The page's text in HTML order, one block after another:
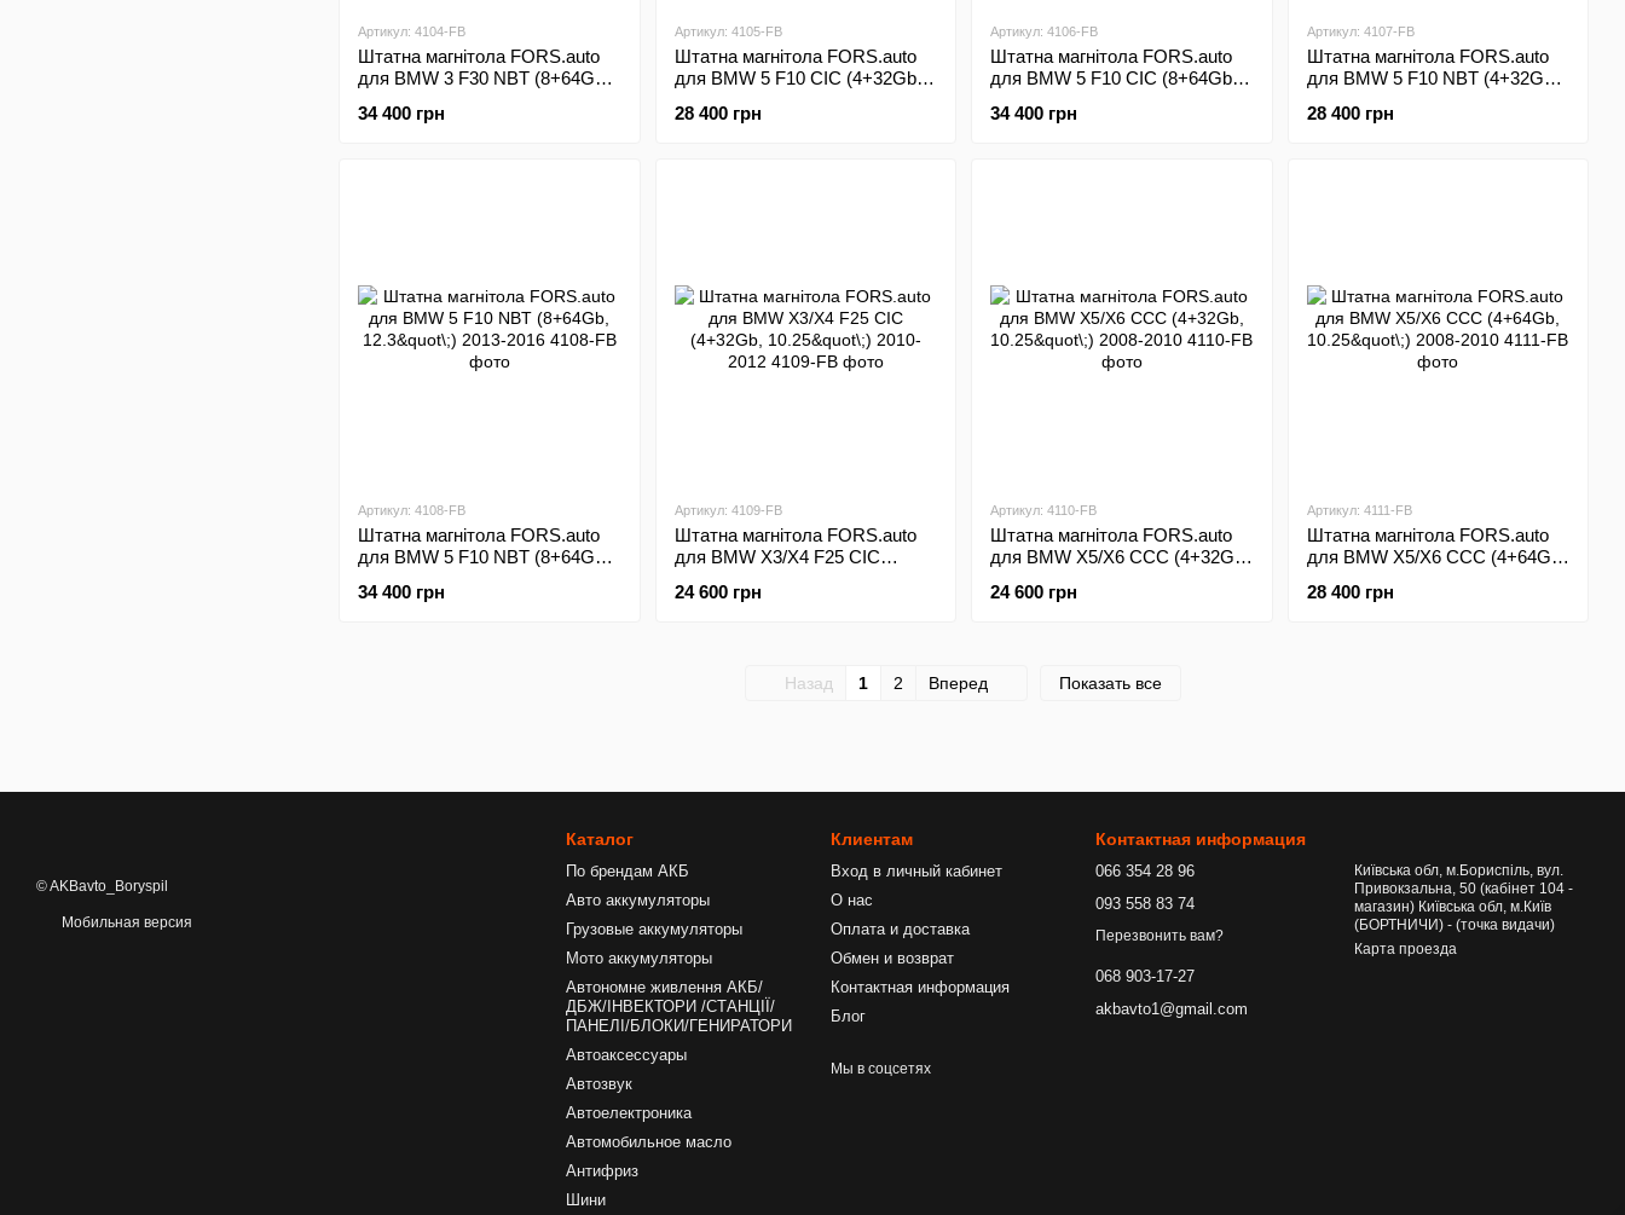
Артикул: 4104-FB
Штатна магнітола FORS.auto
для BMW 3 F30 NBT (8+64Gb,
34 400 грн
Артикул: 4105-FB
Штатна магнітола FORS.auto
для BMW 5 F10 CIC (4+32Gb,
28 400 грн
Артикул: 4106-FB
Штатна магнітола FORS.auto
для BMW 5 F10 CIC (8+64Gb,
34 400 грн
Артикул: 4107-FB
Штатна магнітола FORS.auto
для BMW 5 F10 NBT (4+32Gb,
28 400 грн
Артикул: 4108-FB
Штатна магнітола FORS.auto
для BMW 5 F10 NBT (8+64Gb,
34 400 грн
Артикул: 4109-FB
Штатна магнітола FORS.auto
для BMW X3/X4 F25 CIC
24 600 грн
Артикул: 4110-FB
Штатна магнітола FORS.auto
для BMW X5/X6 CCC (4+32Gb,
24 600 грн
Артикул: 4111-FB
Штатна магнітола FORS.auto
для BMW X5/X6 CCC (4+64Gb,
28 400 грн
Назад 1 2 Вперед Показать все
© AKBavto_Boryspil
Мобильная версия
Каталог
По брендам АКБ
Авто аккумуляторы
Грузовые аккумуляторы
Мото аккумуляторы
Автономне живлення АКБ/
ДБЖ/ІНВЕКТОРИ /СТАНЦІЇ/
ПАНЕЛІ/БЛОКИ/ГЕНИРАТОРИ
Автоаксессуары
Автозвук
Автоелектроника
Автомобильное масло
Антифриз
Шини
Клиентам
Вход в личный кабинет
О нас
Оплата и доставка
Обмен и возврат
Контактная информация
Блог
Мы в соцсетях
Контактная информация
066 354 28 96
093 558 83 74
Перезвонить вам?
068 903-17-27
akbavto1@gmail.com
Київська обл, м.Бориспіль, вул.
Привокзальна, 50 (кабінет 104 -
магазин) Київська обл, м.Київ
(БОРТНИЧИ) - (точка видачи)
Карта проезда